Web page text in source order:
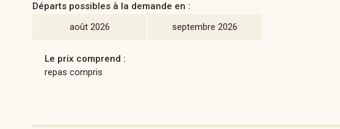
Départs possibles à la demande en :
août 2026
septembre 2026
Le prix comprend :
repas compris